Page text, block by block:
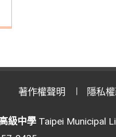
著作權聲明 隱私
級中學Taipei Municipal